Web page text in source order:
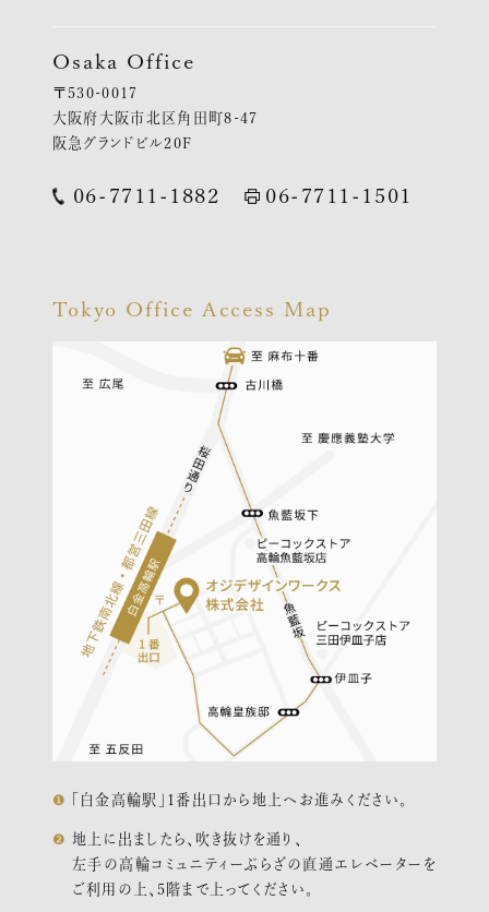
Osaka Office
〒530-0017
大阪府大阪市北区角田町8-47
阪急グランドビル20F
06-7711-1882 06-7711-1501
Tokyo Office Access Map
「白金高輪駅」１番出口から地上へお進みください。
地上に出ましたら、吹き抜けを通り、
左手の高輪コミュニティーぷらざの直通エレベーターを
ご利用の上、5階まで上ってください。